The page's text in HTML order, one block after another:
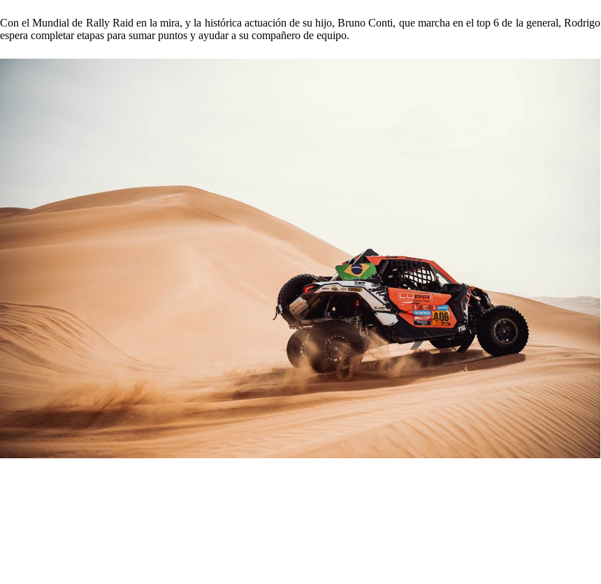
Con el Mundial de Rally Raid en la mira, y la histórica actuación de su hijo, Bruno Conti, que marcha en el top 6 de la general, Rodrigo
espera completar etapas para sumar puntos y ayudar a su compañero de equipo.